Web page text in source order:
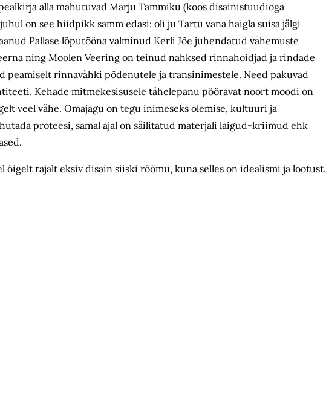
alla mahutuvad Marju Tammiku (koos disainistuudioga
on see hiidpikk samm edasi: oli ju Tartu vana haigla suisa jälgi
Pallase lõputööna valminud Kerli Jõe juhendatud vähemuste
ning Moolen Veering on teinud nahksed rinnahoidjad ja rindade
peamiselt rinnavähki põdenutele ja transinimestele. Need pakuvad
Kehade mitmekesisusele tähelepanu pööravat noort moodi on
veel vähe. Omajagu on tegu inimeseks olemise, kultuuri ja
proteesi, samal ajal on säilitatud materjali laigud-kriimud ehk
õigelt rajalt eksiv disain siiski rõõmu, kuna selles on idealismi ja lootust.